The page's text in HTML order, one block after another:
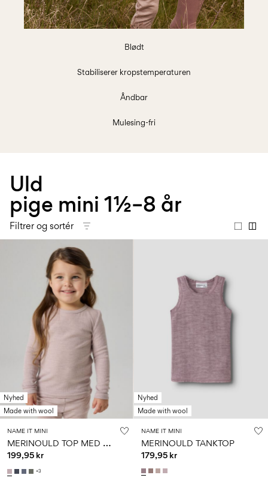
school
play
måneder
Danmark
/
dansk
Blødt
Stabiliserer kropstemperaturen
Åndbar
Mulesing-fri
Uld
pige mini 1½–8 år
Filtrer og sortér
Nyhed
Made with wool
NAME IT MINI
M
ERINOULD TOP MED LANGE ÆRMER
199,95 kr
+3
Nyhed
Made with wool
NAME IT MINI
MERINOULD TANKTOP
179,95 kr